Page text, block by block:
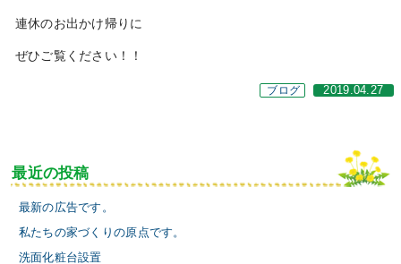
連休のお出かけ帰りに
ぜひご覧ください！！
ブログ 2019.04.27
最近の投稿
最新の広告です。
私たちの家づくりの原点です。
洗面化粧台設置